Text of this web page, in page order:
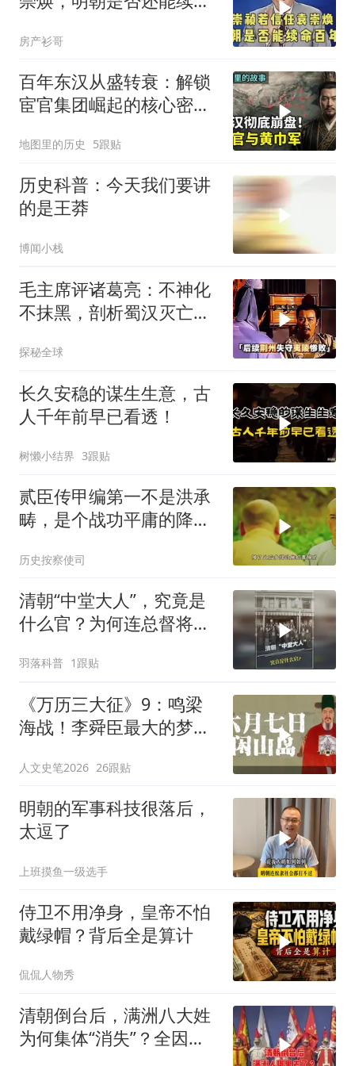
房产衫哥
百年东汉从盛转衰：解锁
宦官集团崛起的核心密码
地图里的历史 5跟贴
历史科普：今天我们要讲
的是王莽
博闻小栈
毛主席评诸葛亮：不神化
不抹黑，剖析蜀汉灭亡根
探秘全球
长久安稳的谋生生意，古
人千年前早已看透！
树懒小结界 3跟贴
贰臣传甲编第一不是洪承
畴，是个战功平庸的降
历史按察使司
清朝“中堂大人”，究竟是
什么官？为何连总督将军
羽落科普 1跟贴
《万历三大征》9：鸣梁
海战！李舜臣最大的梦想
历 #李舜臣 #历史 #战争
人文史笔2026 26跟贴
明朝的军事科技很落后，
太逗了
上班摸鱼一级选手
侍卫不用净身，皇帝不怕
戴绿帽？背后全是算计
侃侃人物秀
清朝倒台后，满洲八大姓
为何集体“消失”？全因改